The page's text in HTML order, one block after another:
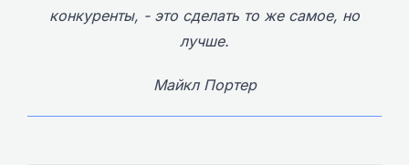
конкуренты, - это сделать то же самое, но
лучше.
Майкл Портер